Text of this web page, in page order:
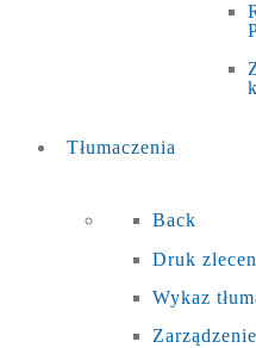
Tłumaczenia
Back
Druk
Wykaz